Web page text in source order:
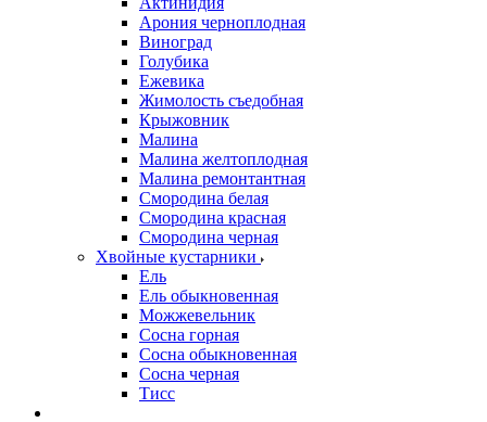
Арония черноплодная
Виноград
Голубика
Ежевика
Жимолость съедобная
Крыжовник
Малина
Малина желтоплодная
Малина ремонтантная
Смородина белая
Смородина красная
Смородина черная
Хвойные кустарники
Ель
Ель обыкновенная
Можжевельник
Сосна горная
Сосна обыкновенная
Сосна черная
Тисс